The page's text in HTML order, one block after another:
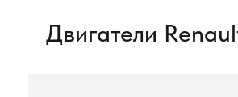
Двигатели